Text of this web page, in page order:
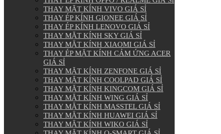
THAY MẶT KÍNH VIVO GIÁ SỈ
THAY ÉP KÍNH GIONEE GIÁ SỈ
THAY ÉP KÍNH LENOVO GIÁ SỈ
THAY MẶT KÍNH SKY GIÁ SỈ
THAY MẶT KÍNH XIAOMI GIÁ SỈ
THAY ÉP MẶT KÍNH CẢM ỨNG ACER
GIÁ SỈ
THAY MẶT KÍNH ZENFONE GIÁ SỈ
THAY MẶT KÍNH COOLPAD GIÁ SỈ
THAY MẶT KÍNH KINGCOM GIÁ SỈ
THAY MẶT KÍNH WING GIÁ SỈ
THAY MẶT KÍNH MASSTEL GIÁ SỈ
THAY MẶT KÍNH HUAWEI GIÁ SỈ
THAY MẶT KÍNH WIKO GIÁ SỈ